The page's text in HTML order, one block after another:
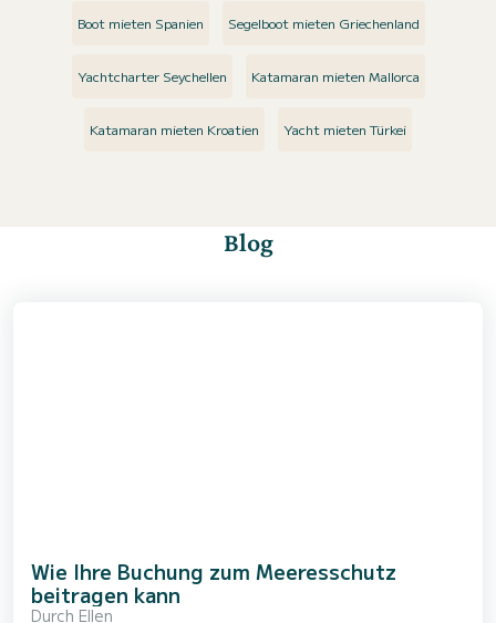
Boot mieten Spanien Segelboot mieten Griechenland
Yachtcharter Seychellen Katamaran mieten Mallorca
Katamaran mieten Kroatien Yacht mieten Türkei
Blog
Wie Ihre Buchung zum Meeresschutz
beitragen kann
Durch Ellen